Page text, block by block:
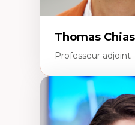
Thomas
Professeur adjoint
Expertises
Théories du
Économie politique